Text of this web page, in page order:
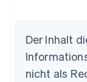
Der Inhalt
nicht als